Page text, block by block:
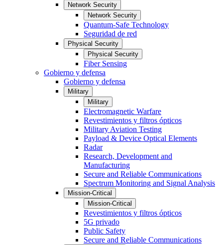
Network Security
Network Security
Quantum-Safe Technology
Seguridad de red
Physical Security
Physical Security
Fiber Sensing
Gobierno y defensa
Gobierno y defensa
Military
Military
Electromagnetic Warfare
Revestimientos y filtros ópticos
Military Aviation Testing
Payload & Device Optical Elements
Radar
Research, Development and
Manufacturing
Secure and Reliable Communications
Spectrum Monitoring and Signal Analysis
Mission-Critical
Mission-Critical
Revestimientos y filtros ópticos
5G privado
Public Safety
Secure and Reliable Communications